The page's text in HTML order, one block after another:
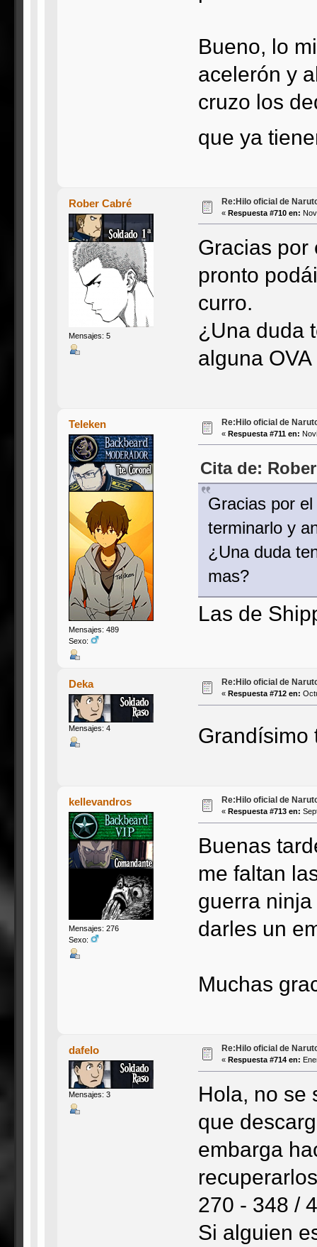
Bueno, lo
acelerón y
cruzo los
que ya
Rober Cabré
Mensajes: 5
Re:Hilo oficial de
« Respuesta #710 en:
Gracias por
pronto
curro.
¿Una duda
alguna
Teleken
Mensajes: 489
Sexo:
Re:Hilo oficial de
« Respuesta #711 en:
Cita de:
Gracias por
terminarlo y
¿Una duda
mas?
Las de
Deka
Mensajes: 4
Re:Hilo oficial de
« Respuesta #712 en:
Grandísimo
kellevandros
Mensajes: 276
Sexo:
Re:Hilo oficial de
« Respuesta #713 en:
Buenas
me faltan
guerra
darles un
Muchas
dafelo
Mensajes: 3
Re:Hilo oficial de
« Respuesta #714 en:
Hola, no se
que
embarga
270 - 348 /
Si alguien